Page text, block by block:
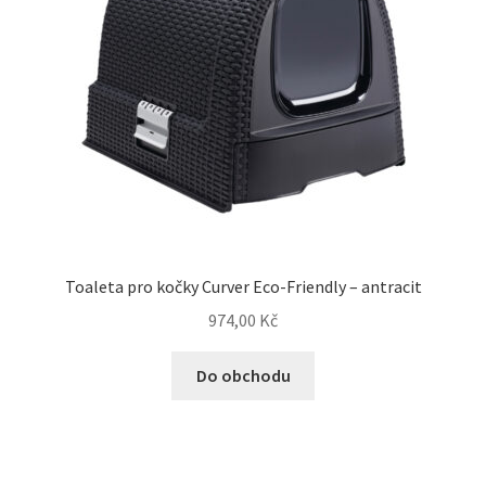
Toaleta pro kočky Curver Eco-Friendly – antracit
974,00 Kč
Do obchodu